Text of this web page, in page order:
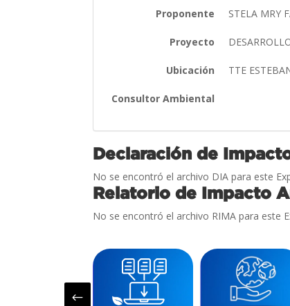
Proponente STELA MRY
Proyecto
Ubicación TTE
Consultor Ambiental
Declaración de
No se encontró el archivo DIA para este
Relatorio de Impacto
No se encontró el archivo RIMA para este
#